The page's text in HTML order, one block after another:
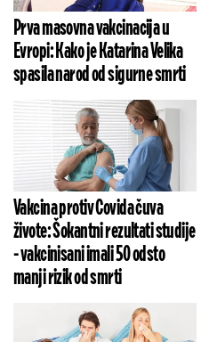
Prva masovna vakcinacija u
Evropi: Kako je Katarina Velika
spasila narod od sigurne smrti
Vakcina protiv Covida čuva
živote: Šokantni rezultati studije
- vakcinisani imali 50 odsto
manji rizik od smrti